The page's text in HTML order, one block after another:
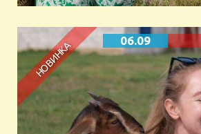
06.09